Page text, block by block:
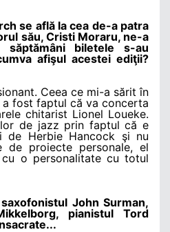
se află la cea de-a patra
său, Cristi Moraru, ne-a
biletele s-au
afişul acestei ediţii?
Ceea ce mi-a sărit în
fost faptul că va concerta
chitarist Lionel Loueke.
de jazz prin faptul că e
de Herbie Hancock şi nu
de proiecte personale, el
o personalitate cu totul
John Surman,
pianistul Tord